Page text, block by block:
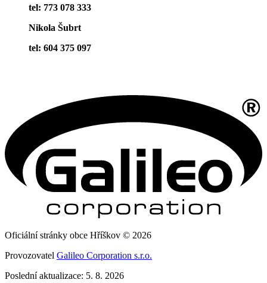
tel: 773 078 333
Nikola Šubrt
tel: 604 375 097
Oficiální stránky obce Hříškov © 2026
Provozovatel Galileo Corporation s.r.o.
Poslední aktualizace: 5. 8. 2026